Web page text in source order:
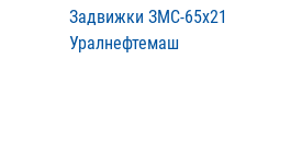
Задвижки ЗМС-65х21
Уралнефтемаш